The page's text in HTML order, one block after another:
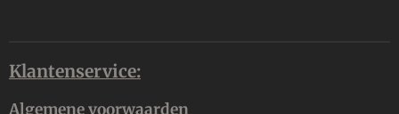
Klantenservice:
Algemene voorwaarden